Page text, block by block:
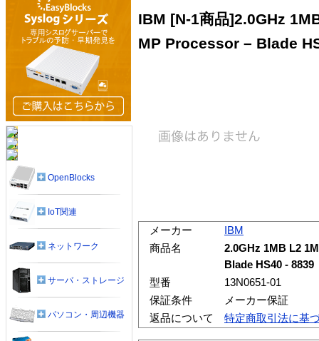
IBM [N-1商品]2.0GHz
MP Processor – Blade
メーカー
IBM
商品名
2.0GHz 1MB L2
Blade HS40 - 8839
型番
13N0651-01
保証条件
メーカー保証
返品について
特定商取引法に基
OpenBlocks
IoT関連
ネットワーク
サーバ・ストレージ
パソコン・周辺機器